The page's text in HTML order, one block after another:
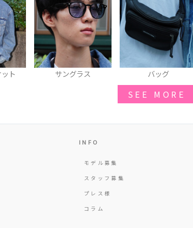
ト サングラス バッグ
SEE MORE
INFO
モデル募集
スタッフ募集
プレス様
コラム